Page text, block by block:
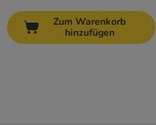
Zum Warenkorb
hinzufügen